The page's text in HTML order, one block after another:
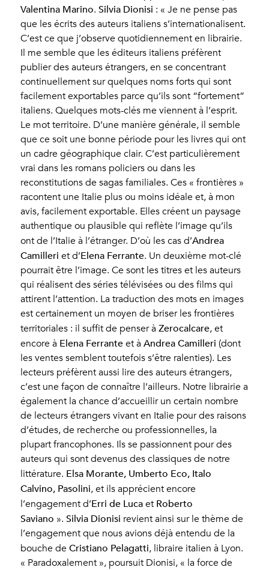
Valentina Marino.Silvia Dionisi : « Je ne pense pas
que les écrits des auteurs italiens s’internationalisent.
C’est ce que j’observe quotidiennement en librairie.
Il me semble que les éditeurs italiens préfèrent
publier des auteurs étrangers, en se concentrant
continuellement sur quelques noms forts qui sont
facilement exportables parce qu’ils sont “fortement”
italiens. Quelques mots-clés me viennent à l’esprit.
Le mot territoire. D’une manière générale, il semble
que ce soit une bonne période pour les livres qui ont
un cadre géographique clair. C’est particulièrement
vrai dans les romans policiers ou dans les
reconstitutions de sagas familiales. Ces « frontières »
racontent une Italie plus ou moins idéale et, à mon
avis, facilement exportable. Elles créent un paysage
authentique ou plausible qui reflète l’image qu’ils
ont de l’Italie à l’étranger. D’où les cas d’Andrea
Camilleriet d’Elena Ferrante. Un deuxième mot-clé
pourrait être l’image. Ce sont les titres et les auteurs
qui réalisent des séries télévisées ou des films qui
attirent l’attention. La traduction des mots en images
est certainement un moyen de briser les frontières
territoriales : il suffit de penser àZerocalcare, et
encore à Elena Ferrante et àAndrea Camilleri (dont
les ventes semblent toutefois s’être ralenties). Les
lecteurs préfèrent aussi lire des auteurs étrangers,
c’est une façon de connaître l’ailleurs. Notre librairie a
également la chance d’accueillir un certain nombre
de lecteurs étrangers vivant en Italie pour des raisons
d’études, de recherche ou professionnelles, la
plupart francophones. Ils se passionnent pour des
auteurs qui sont devenus des classiques de notre
littérature. Elsa Morante, Umberto Eco, Italo
Calvino, Pasolini, et ils apprécient encore
l’engagement d’Erri de Lucaet Roberto
Saviano ».Silvia Dionisi revient ainsi sur le thème de
l’engagement que nous avions déjà entendu de la
bouche deCristiano Pelagatti, libraire italien à Lyon.
« Paradoxalement », poursuit Dionisi, « la force de